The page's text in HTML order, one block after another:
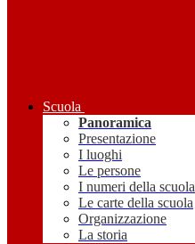
Scuola
Panoramica
Presentazione
I luoghi
Le persone
I numeri della scuola
Le carte della scuola
Organizzazione
La storia